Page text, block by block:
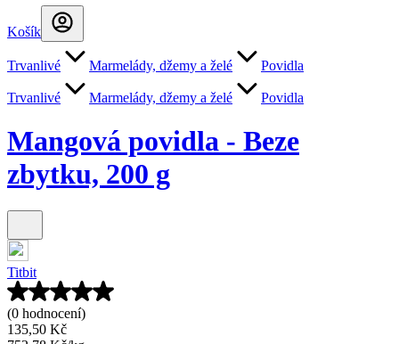
Košík
Trvanlivé Marmelády, džemy a želé Povidla
Trvanlivé Marmelády, džemy a želé Povidla
Mangová povidla - Beze
zbytku, 200 g
Titbit
(0 hodnocení)
135,50 Kč